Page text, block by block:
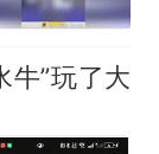
牛”玩了大